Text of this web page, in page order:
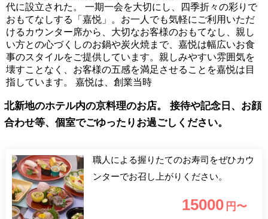
代に設立された。 一期一会を大切にし、四季折々の彩りで
おもてなしする「嘉悦」。お一人でも気軽にご利用いただ
けるカウンター席から、大切なお客様のおもてなし、親し
い方との心づくしのお鍋や炭火焼まで、嘉悦は幅広いお食
事のスタイルをご提供しています。親しみやすい雰囲気を
壊すことなく、お客様の五感を満足させることを嘉悦は目
指しています。 嘉悦は、創業当時
北新地のホテル内の京料理のお店。 接待や記念日、お顔
合わせ等、個室でごゆったりお過ごしください。
職人による握りたてのお寿司をぜひカウ
ンターでお召し上がりください。
15000 円〜